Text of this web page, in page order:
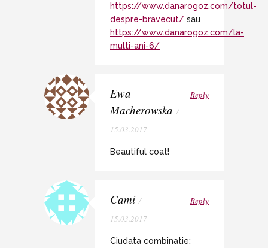
https://www.danarogoz.com/totul-
despre-bravecut/ sau
https://www.danarogoz.com/la-
multi-ani-6/
Ewa
Macherowska /
15.03.2017
Reply
Beautiful coat!
Cami /
15.03.2017
Reply
Ciudata combinatie: